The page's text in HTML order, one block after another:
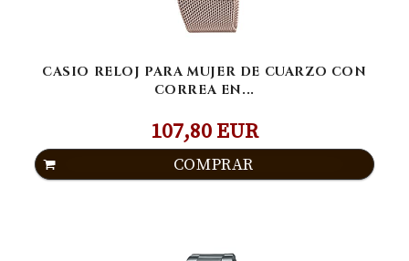
CASIO RELOJ PARA MUJER DE CUARZO CON
CORREA EN...
107,80 EUR
COMPRAR